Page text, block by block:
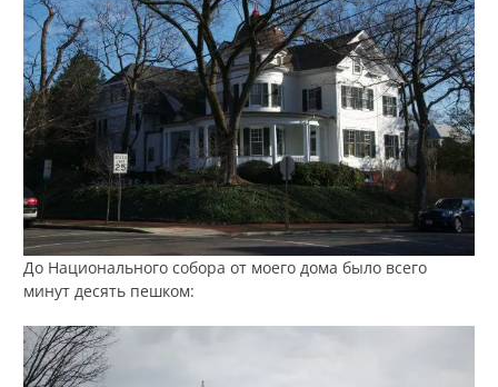
До Национального собора от моего дома было всего
минут десять пешком: